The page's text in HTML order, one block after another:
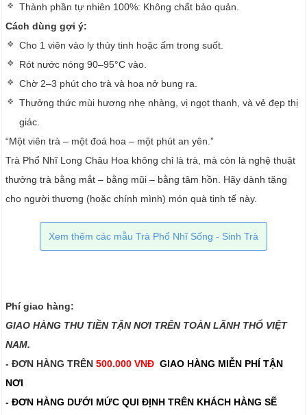
Thành phần tự nhiên 100%: Không chất bảo quản.
Cách dùng gợi ý:
Cho 1 viên vào ly thủy tinh hoặc ấm trong suốt.
Rót nước nóng 90–95°C vào.
Chờ 2–3 phút cho trà và hoa nở bung ra.
Thưởng thức mùi hương nhẹ nhàng, vị ngọt thanh, và vẻ đẹp thị
giác.
“Một viên trà – một đoá hoa – một phút an yên.”
Trà Phổ Nhĩ Long Châu Hoa không chỉ là trà, mà còn là nghệ thuật
thưởng trà bằng mắt – bằng mũi – bằng tâm hồn. Hãy dành tặng
cho người thương (hoặc chính mình) món quà tinh tế này.
Xem thêm các mẫu Trà Phổ Nhĩ Sống - Sinh Trà
Phí giao hàng:
GIAO HÀNG THU TIỀN TẬN NƠI TRÊN TOÀN LÃNH THỔ VIỆT
NAM.​​
- ĐƠN HÀNG TRÊN500.000 VNĐ GIAO HÀNG MIỄN PHÍ TẬN
NƠI
- ĐƠN HÀNG DƯỚI MỨC QUI ĐỊNH TRÊN KHÁCH HÀNG SẼ